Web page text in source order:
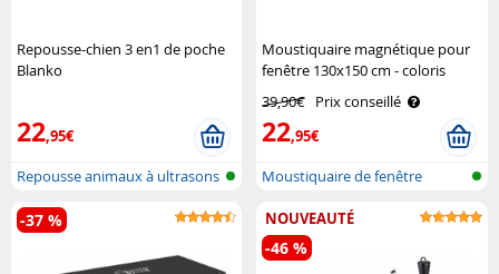
Repousse-chien 3 en1 de poche
Blanko
22,95€
Repousse animaux à ultrasons
pour i..
Moustiquaire magnétique pour
fenêtre 130x150 cm - coloris
39,90€ Prix conseillé
22,95€
Moustiquaire de fenêtre
-37 % NOUVEAUTÉ
-46 %